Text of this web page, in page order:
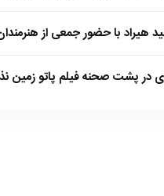
هیراد با حضور جمعی از
در پشت صحنه فیلم پاتو زمین